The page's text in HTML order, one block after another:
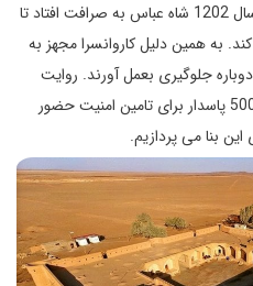
ازبک ها و افغان ها به این منطقه در سال 1202 شاه عباس به صرافت افتاد تا
به همین دلیل کاروانسرا مجهز به
جلوگیری بعمل آورند. روایت
شده که در این پایگاه نظامی بیش از 500 پاسدار برای تامین امنیت حضور
بنا می پردازیم.